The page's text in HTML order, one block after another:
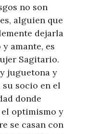
no son
alguien que
dejarla
amante, es
Sagitario.
juguetona y
su socio en el
donde
el optimismo y
se casan con